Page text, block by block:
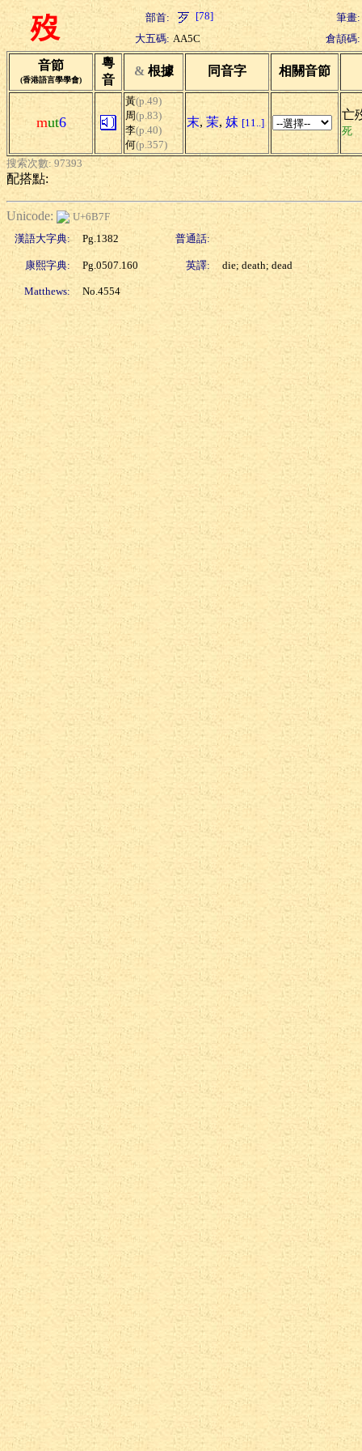
歿 部首: [78]
筆畫:
大五碼: AA5C 倉頡碼:
音節
(香港語言學學會)
粵
音
& 根據 同音字 相關音節
mut6
黃(p.49)
周(p.83)
李(p.40)
何(p.357)
末, 茉, 妺 [11..]
亡
死
搜索次數: 97393
配搭點:
Unicode:
U+6B7F
漢語大字典:
Pg.1382 普通話:
康熙字典: Pg.0507.160 英譯: die; death; dead
Matthews: No.4554